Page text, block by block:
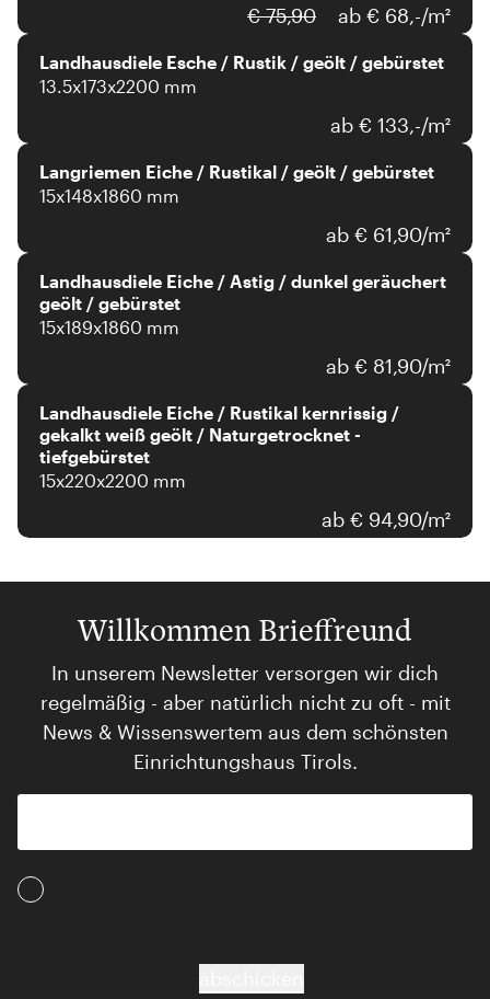
€ 75,90 ab € 68,-/m²
Landhausdiele Esche / Rustik / geölt / gebürstet
13.5x173x2200 mm
ab € 133,-/m²
Langriemen Eiche / Rustikal / geölt / gebürstet
15x148x1860 mm
ab € 61,90/m²
Landhausdiele Eiche / Astig / dunkel geräuchert
geölt / gebürstet
15x189x1860 mm
ab € 81,90/m²
Landhausdiele Eiche / Rustikal kernrissig /
gekalkt weiß geölt / Naturgetrocknet -
tiefgebürstet
15x220x2200 mm
ab € 94,90/m²
Willkommen Brieffreund
In unserem Newsletter versorgen wir dich
regelmäßig - aber natürlich nicht zu oft - mit
News & Wissenswertem aus dem schönsten
Einrichtungshaus Tirols.